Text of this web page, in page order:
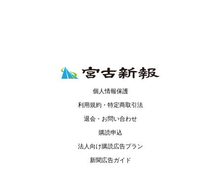
個人情報保護
利用規約・特定商取引法
退会・お問い合わせ
購読申込
法人向け購読広告プラン
新聞広告ガイド